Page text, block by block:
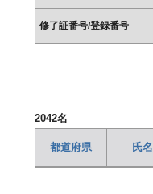
修了証番号/登録番号
2042名
都道府県 氏名